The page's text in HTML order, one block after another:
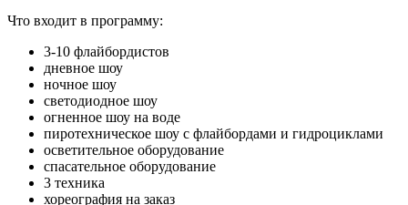
Что входит в программу:
3-10 флайбордистов
дневное шоу
ночное шоу
светодиодное шоу
огненное шоу на воде
пиротехническое шоу с флайбордами и гидроциклами
осветительное оборудование
спасательное оборудование
3 техника
хореография на заказ